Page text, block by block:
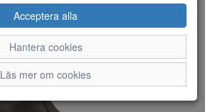
Acceptera alla
Hantera cookies
Läs mer om cookies